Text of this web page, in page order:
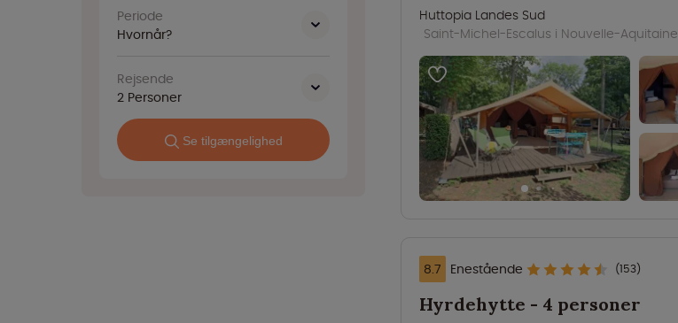
Periode
Hvornår?
Rejsende
2 Personer
Se tilgængelighed
Huttopia Landes Sud
Saint-Michel-Escalus i Nouvelle-Aquitaine
8.7 Enestående (153)
Hyrdehytte - 4 personer